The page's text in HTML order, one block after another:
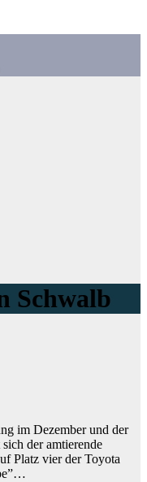
Schwalb
im Dezember und der
der amtierende
Platz vier der Toyota